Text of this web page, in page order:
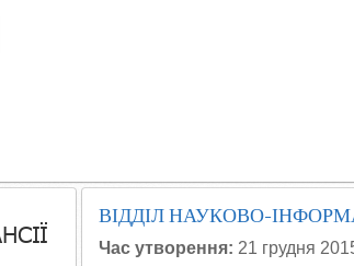
ВІДДІЛ НАУКОВО-
Час утворення: 21 грудня